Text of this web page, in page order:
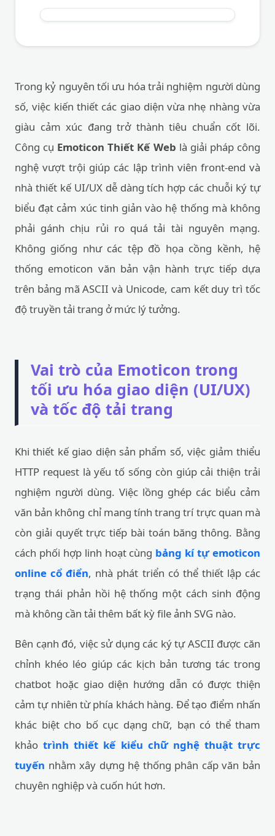
Trong kỷ nguyên tối ưu hóa trải nghiệm người dùng
số, việc kiến thiết các giao diện vừa nhẹ nhàng vừa
giàu cảm xúc đang trở thành tiêu chuẩn cốt lõi.
Công cụ Emoticon Thiết Kế Web là giải pháp công
nghệ vượt trội giúp các lập trình viên front-end và
nhà thiết kế UI/UX dễ dàng tích hợp các chuỗi ký tự
biểu đạt cảm xúc tinh giản vào hệ thống mà không
phải gánh chịu rủi ro quá tải tài nguyên mạng.
Không giống như các tệp đồ họa cồng kềnh, hệ
thống emoticon văn bản vận hành trực tiếp dựa
trên bảng mã ASCII và Unicode, cam kết duy trì tốc
độ truyền tải trang ở mức lý tưởng.
Vai trò của Emoticon trong
tối ưu hóa giao diện (UI/UX)
và tốc độ tải trang
Khi thiết kế giao diện sản phẩm số, việc giảm thiểu
HTTP request là yếu tố sống còn giúp cải thiện trải
nghiệm người dùng. Việc lồng ghép các biểu cảm
văn bản không chỉ mang tính trang trí trực quan mà
còn giải quyết trực tiếp bài toán băng thông. Bằng
cách phối hợp linh hoạt cùng bảng kí tự emoticon
online cổ điển, nhà phát triển có thể thiết lập các
trạng thái phản hồi hệ thống một cách sinh động
mà không cần tải thêm bất kỳ file ảnh SVG nào.
Bên cạnh đó, việc sử dụng các ký tự ASCII được căn
chỉnh khéo léo giúp các kịch bản tương tác trong
chatbot hoặc giao diện hướng dẫn có được thiện
cảm tự nhiên từ phía khách hàng. Để tạo điểm nhấn
khác biệt cho bố cục dạng chữ, bạn có thể tham
khảotrình thiết kế kiểu chữ nghệ thuật trực
tuyến nhằm xây dựng hệ thống phân cấp văn bản
chuyên nghiệp và cuốn hút hơn.